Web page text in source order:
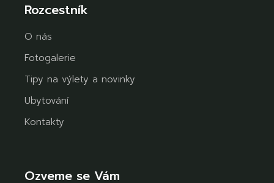
Rozcestník
O nás
Fotogalerie
Tipy na výlety a novinky
Ubytování
Kontakty
Ozveme se Vám